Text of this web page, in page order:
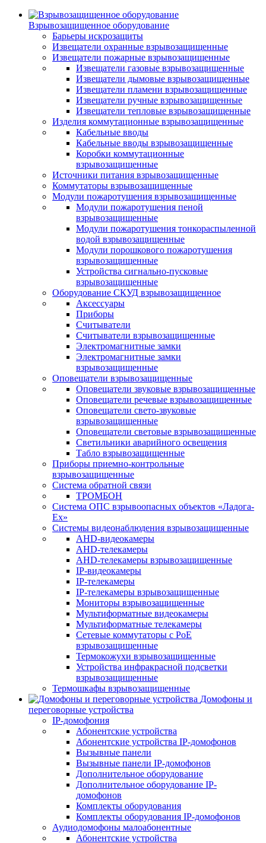
Взрывозащищенное оборудование
Барьеры искрозащиты
Извещатели охранные взрывозащищенные
Извещатели пожарные взрывозащищенные
Извещатели газовые взрывозащищенные
Извещатели дымовые взрывозащищенные
Извещатели пламени взрывозащищенные
Извещатели ручные взрывозащищенные
Извещатели тепловые взрывозащищенные
Изделия коммутационные взрывозащищенные
Кабельные вводы
Кабельные вводы взрывозащищенные
Коробки коммутационные
взрывозащищенные
Источники питания взрывозащищенные
Коммутаторы взрывозащищенные
Модули пожаротушения взрывозащищенные
Модули пожаротушения пеной
взрывозащищенные
Модули пожаротушения тонкораспыленной
водой взрывозащищенные
Модули порошкового пожаротушения
взрывозащищенные
Устройства сигнально-пусковые
взрывозащищенные
Оборудование СКУД взрывозащищенное
Аксессуары
Приборы
Считыватели
Считыватели взрывозащищенные
Электромагнитные замки
Электромагнитные замки
взрывозащищенные
Оповещатели взрывозащищенные
Оповещатели звуковые взрывозащищенные
Оповещатели речевые взрывозащищенные
Оповещатели свето-звуковые
взрывозащищенные
Оповещатели световые взрывозащищенные
Светильники аварийного освещения
Табло взрывозащищенные
Приборы приемно-контрольные
взрывозащищенные
Система обратной связи
ТРОМБОН
Система ОПС взрывоопасных объектов «Ладога-
Ex»
Системы видеонаблюдения взрывозащищенные
AHD-видеокамеры
AHD-телекамеры
AHD-телекамеры взрывозащищенные
IP-видеокамеры
IP-телекамеры
IP-телекамеры взрывозащищенные
Мониторы взрывозащищенные
Мультиформатные видеокамеры
Мультиформатные телекамеры
Сетевые коммутаторы с РоЕ
взрывозащищенные
Термокожухи взрывозащищенные
Устройства инфракрасной подсветки
взрывозащищенные
Термошкафы взрывозащищенные
Домофоны и
переговорные устройства
IP-домофония
Абонентские устройства
Абонентские устройства IP-домофонов
Вызывные панели
Вызывные панели IP-домофонов
Дополнительное оборудование
Дополнительное оборудование IP-
домофонов
Комплекты оборудования
Комплекты оборудования IP-домофонов
Аудиодомофоны малоабонентные
Абонентские устройства